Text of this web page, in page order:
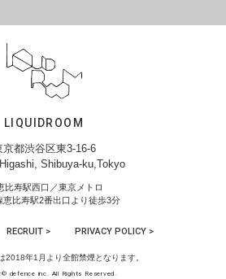
LIQUIDROOM
京都渋谷区東3-16-6
Shibuya-ku,Tokyo
比寿駅西口／東京メトロ
恵比寿駅2番出口より徒歩3分
RECRUIT > PRIVACY POLICY >
2018年1月より全館禁煙となります。
defence inc. All Rights Reserved.